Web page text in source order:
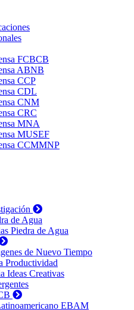
FCBCB
ABNB
CCP
CDL
CNM
CRC
MNA
MUSEF
CCMMNP
de Agua
Piedra de Agua
de Nuevo Tiempo
Productividad
Ideas Creativas
EBAM